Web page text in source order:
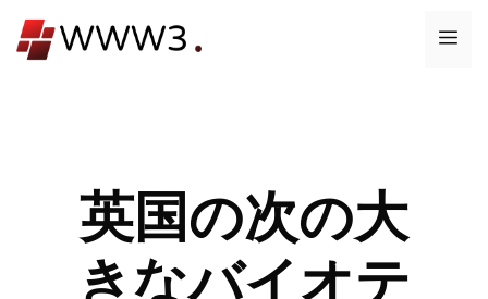
ン
メ
英国の次の大